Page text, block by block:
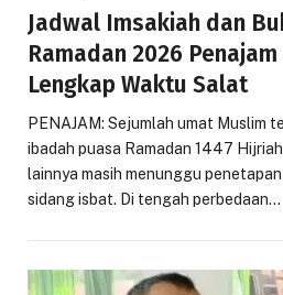
Jadwal Imsakiah dan
Ramadan 2026
Lengkap Waktu Salat
PENAJAM: Sejumlah umat Muslim
ibadah puasa Ramadan 1447
lainnya masih menunggu
sidang isbat. Di tengah perbedaan…